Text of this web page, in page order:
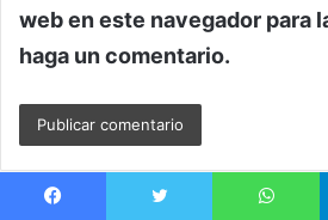
web en este navegador para
haga un comentario.